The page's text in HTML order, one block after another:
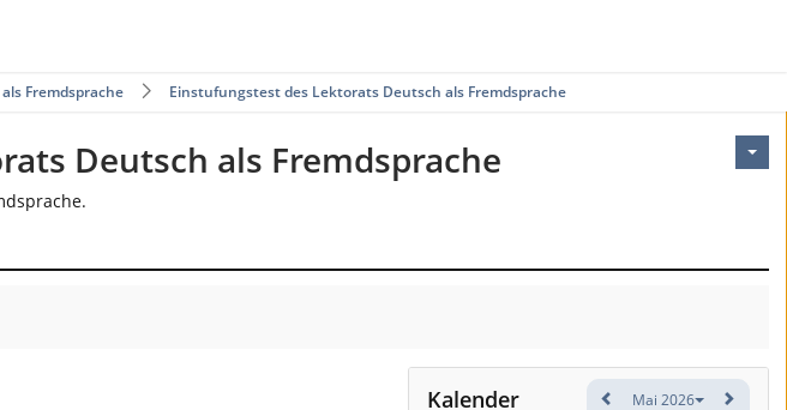
Fremdsprache Einstufungstest des Lektorats Deutsch als Fremdsprache
Deutsch als Fremdsprache
Kalender Mai 2026